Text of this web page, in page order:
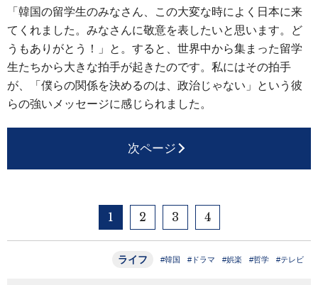
「韓国の留学生のみなさん、この大変な時によく日本に来
てくれました。みなさんに敬意を表したいと思います。ど
うもありがとう！」と。すると、世界中から集まった留学
生たちから大きな拍手が起きたのです。私にはその拍手
が、「僕らの関係を決めるのは、政治じゃない」という彼
らの強いメッセージに感じられました。
次ページ
1 2 3 4
ライフ #韓国 #ドラマ #娯楽 #哲学 #テレビ